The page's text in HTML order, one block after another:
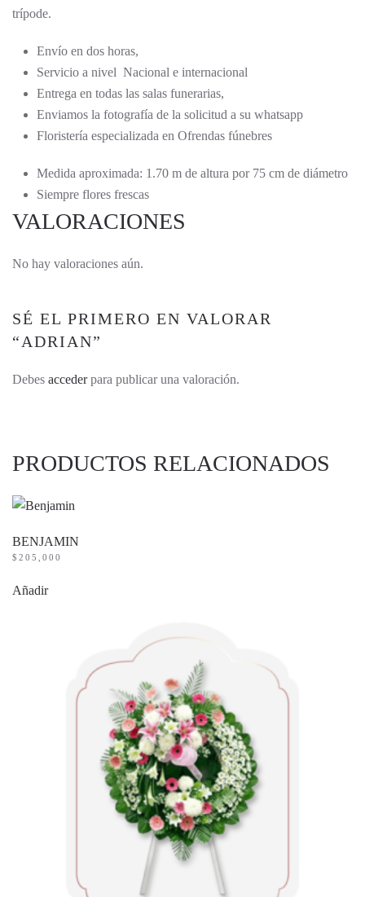
trípode.
Envío en dos horas,
Servicio a nivel Nacional e internacional
Entrega en todas las salas funerarias,
Enviamos la fotografía de la solicitud a su whatsapp
Floristería especializada en Ofrendas fúnebres
Medida aproximada: 1.70 m de altura por 75 cm de diámetro
Siempre flores frescas
VALORACIONES
No hay valoraciones aún.
SÉ EL PRIMERO EN VALORAR
“ADRIAN”
Debes accederpara publicar una valoración.
PRODUCTOS RELACIONADOS
BENJAMIN
$ 205,000
Añadir